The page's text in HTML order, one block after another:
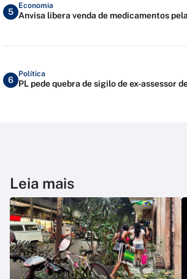
5
Economia
Anvisa libera venda de medicamentos
6
Política
PL pede quebra de sigilo de ex-assessor
Leia mais